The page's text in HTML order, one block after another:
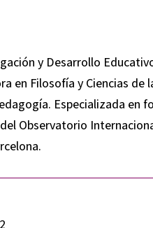
y Desarrollo
en Filosofía y Ciencias de
Especializada en
Observatorio